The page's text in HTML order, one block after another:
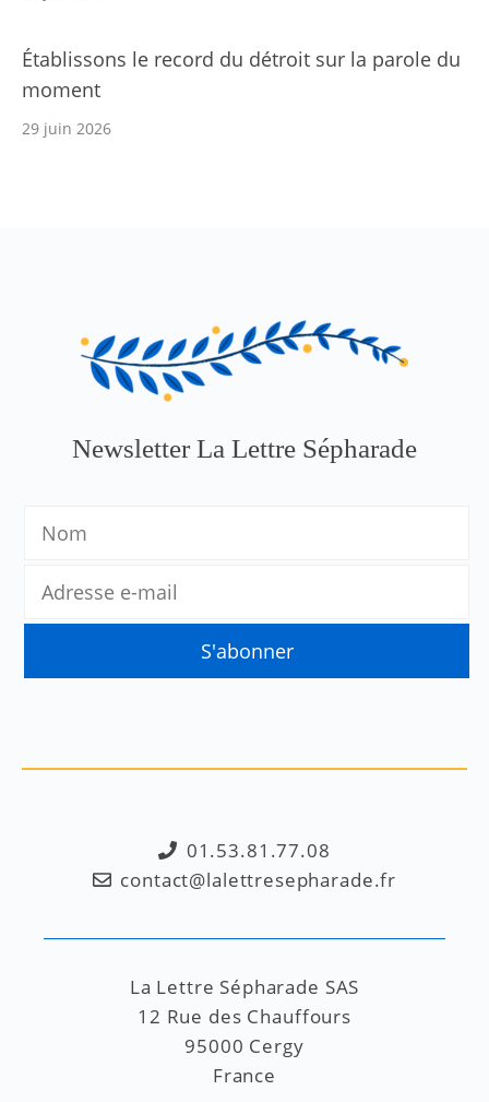
Établissons le record du détroit sur la parole du
moment
29 juin 2026
Newsletter La Lettre Sépharade
01.53.81.77.08
contact@lalettresepharade.fr
La Lettre Sépharade SAS
12 Rue des Chauffours
95000 Cergy
France